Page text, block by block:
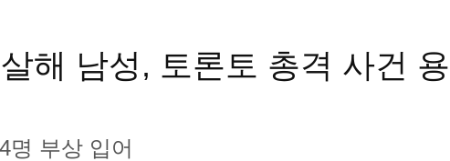
해 남성, 토론토 총격 사건 용
명 부상 입어